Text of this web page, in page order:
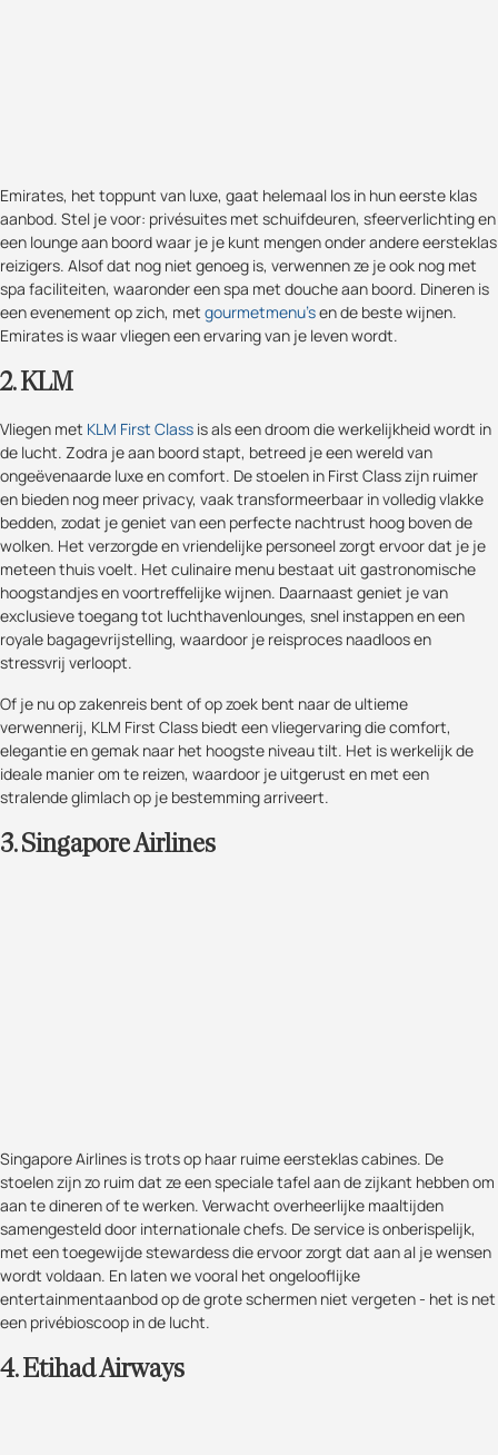
Emirates, het toppunt van luxe, gaat helemaal los in hun eerste klas
aanbod. Stel je voor: privésuites met schuifdeuren, sfeerverlichting en
een lounge aan boord waar je je kunt mengen onder andere eersteklas
reizigers. Alsof dat nog niet genoeg is, verwennen ze je ook nog met
spa faciliteiten, waaronder een spa met douche aan boord. Dineren is
een evenement op zich, met gourmetmenu'sen de beste wijnen.
Emirates is waar vliegen een ervaring van je leven wordt.
2. KLM
Vliegen met KLM First Class is als een droom die werkelijkheid wordt in
de lucht. Zodra je aan boord stapt, betreed je een wereld van
ongeëvenaarde luxe en comfort. De stoelen in First Class zijn ruimer
en bieden nog meer privacy, vaak transformeerbaar in volledig vlakke
bedden, zodat je geniet van een perfecte nachtrust hoog boven de
wolken. Het verzorgde en vriendelijke personeel zorgt ervoor dat je je
meteen thuis voelt. Het culinaire menu bestaat uit gastronomische
hoogstandjes en voortreffelijke wijnen. Daarnaast geniet je van
exclusieve toegang tot luchthavenlounges, snel instappen en een
royale bagagevrijstelling, waardoor je reisproces naadloos en
stressvrij verloopt.
Of je nu op zakenreis bent of op zoek bent naar de ultieme
verwennerij, KLM First Class biedt een vliegervaring die comfort,
elegantie en gemak naar het hoogste niveau tilt. Het is werkelijk de
ideale manier om te reizen, waardoor je uitgerust en met een
stralende glimlach op je bestemming arriveert.
3. Singapore Airlines
Singapore Airlines is trots op haar ruime eersteklas cabines. De
stoelen zijn zo ruim dat ze een speciale tafel aan de zijkant hebben om
aan te dineren of te werken. Verwacht overheerlijke maaltijden
samengesteld door internationale chefs. De service is onberispelijk,
met een toegewijde stewardess die ervoor zorgt dat aan al je wensen
wordt voldaan. En laten we vooral het ongelooflijke
entertainmentaanbod op de grote schermen niet vergeten - het is net
een privébioscoop in de lucht.
4. Etihad Airways